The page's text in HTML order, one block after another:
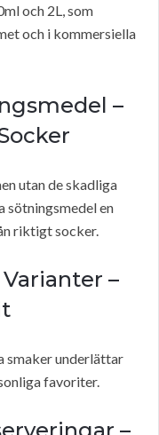
och 2L, som
och i kommersiella
–
utan de skadliga
sötningsmedel en
riktigt socker.
–
smaker underlättar
favoriter.
–